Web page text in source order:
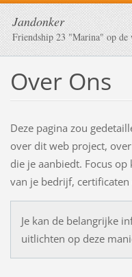
Jandonker
Friendship 23 "Marina" op
Over Ons
Deze pagina zou
over dit web project,
die je aanbiedt. Focus
van je bedrijf, certificaten
Je kan de belangrijke
uitlichten op deze